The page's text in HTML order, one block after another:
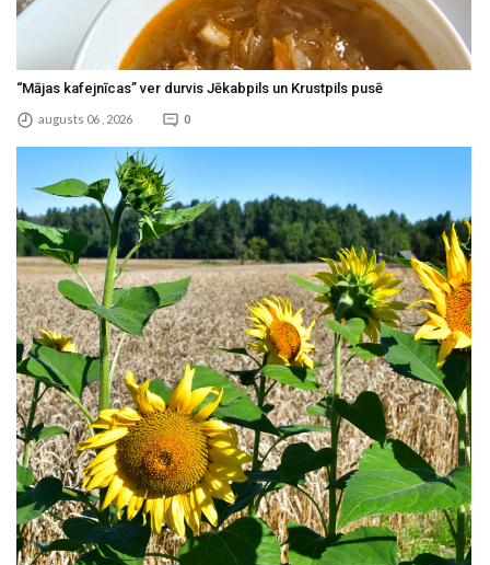
“Mājas kafejnīcas” ver durvis Jēkabpils un Krustpils pusē
augusts 06 , 2026 0